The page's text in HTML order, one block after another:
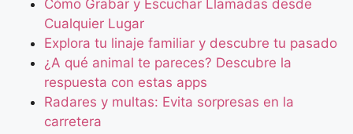
Cómo Grabar y Escuchar Llamadas desde
Cualquier Lugar
Explora tu linaje familiar y descubre tu pasado
¿A qué animal te pareces? Descubre la
respuesta con estas apps
Radares y multas: Evita sorpresas en la
carretera